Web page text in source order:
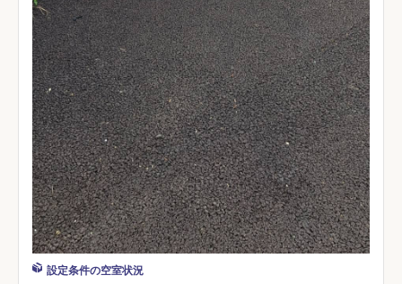
設定条件の空室状況